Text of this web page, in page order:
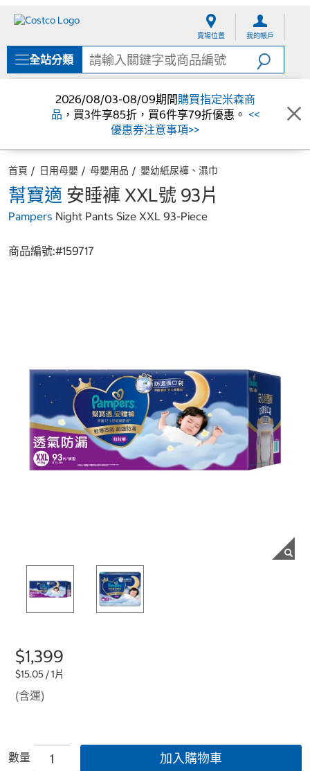
單
賣場位置 我的帳戶
全站分類
2026/08/03-08/09期間購買指定米森商
品 ，買3件享85折，買6件享79折優惠。 <<
優惠券注意事項>>
首頁 日用母嬰 母嬰用品 嬰幼紙尿褲、濕巾
幫寶適 安睡褲 XXL號 93片
Pampers Night Pants Size XXL 93-Piece
商品編號:#159717
$1,399
$15.05 / 1片
(含運)
數量 加入購物車